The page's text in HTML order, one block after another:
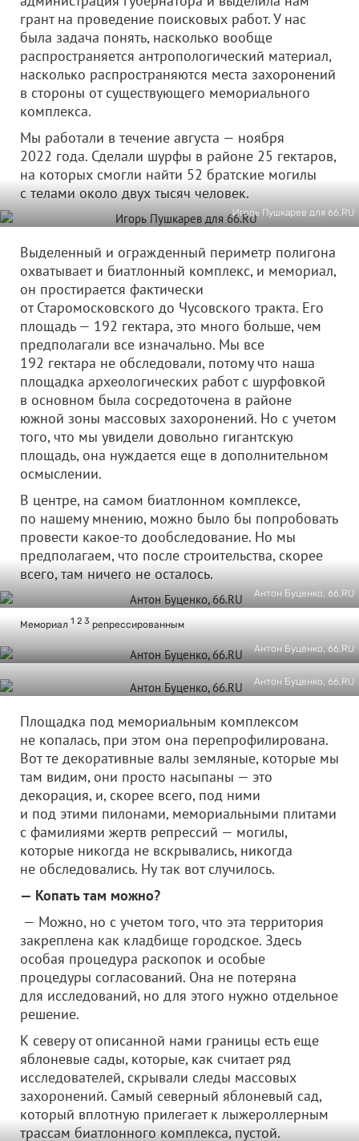
грант на проведение поисковых работ. У нас
была задача понять, насколько вообще
распространяется антропологический материал,
насколько распространяются места захоронений
в стороны от существующего мемориального
комплекса.
Мы работали в течение августа — ноября
2022 года. Сделали шурфы в районе 25 гектаров,
на которых смогли найти 52 братские могилы
с телами около двух тысяч человек.
Игорь Пушкарев для 66.RU
Выделенный и огражденный периметр полигона
охватывает и биатлонный комплекс, и мемориал,
он простирается фактически
от Старомосковского до Чусовского тракта. Его
площадь — 192 гектара, это много больше, чем
предполагали все изначально. Мы все
192 гектара не обследовали, потому что наша
площадка археологических работ с шурфовкой
в основном была сосредоточена в районе
южной зоны массовых захоронений. Но с учетом
того, что мы увидели довольно гигантскую
площадь, она нуждается еще в дополнительном
осмыслении.
В центре, на самом биатлонном комплексе,
по нашему мнению, можно было бы попробовать
провести какое-то дообследование. Но мы
предполагаем, что после строительства, скорее
всего, там ничего не осталось.
Антон Буценко, 66.RU
Мемориал 1 2 3 репрессированным
Антон Буценко, 66.RU
Антон Буценко, 66.RU
Площадка под мемориальным комплексом
не копалась, при этом она перепрофилирована.
Вот те декоративные валы земляные, которые мы
там видим, они просто насыпаны — это
декорация, и, скорее всего, под ними
и под этими пилонами, мемориальными плитами
с фамилиями жертв репрессий — могилы,
которые никогда не вскрывались, никогда
не обследовались. Ну так вот случилось.
— Копать там можно?
— Можно, но с учетом того, что эта территория
закреплена как кладбище городское. Здесь
особая процедура раскопок и особые
процедуры согласований. Она не потеряна
для исследований, но для этого нужно отдельное
решение.
К северу от описанной нами границы есть еще
яблоневые сады, которые, как считает ряд
исследователей, скрывали следы массовых
захоронений. Самый северный яблоневый сад,
который вплотную прилегает к лыжероллерным
трассам биатлонного комплекса, пустой.